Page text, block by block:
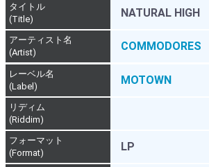
タイトル
(Title)
NATURAL HIGH
アーティスト名
(Artist)
COMMODORES
レーベル名
(Label)
MOTOWN
リディム
(Riddim)
フォーマット
(Format)
LP